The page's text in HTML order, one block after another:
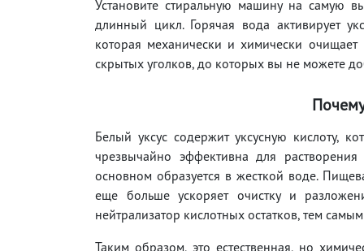
Установите стиральную машину на самую
длинный цикл. Горячая вода активирует
которая механически и химически
скрытых уголков, до которых вы не можете
Белый уксус содержит уксусную кислоту,
чрезвычайно эффективна для
основном образуется в жесткой воде.
еще больше ускоряет очистку и
нейтрализатор кислотных остатков, тем
Таким образом, это естественная, но